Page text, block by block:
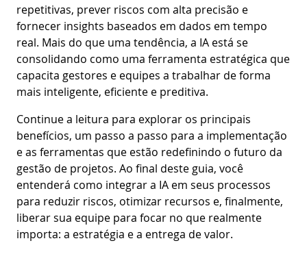
repetitivas, prever riscos com alta precisão e
fornecer insights baseados em dados em tempo
real. Mais do que uma tendência, a IA está se
consolidando como uma ferramenta estratégica que
capacita gestores e equipes a trabalhar de forma
mais inteligente, eficiente e preditiva.
Continue a leitura para explorar os principais
benefícios, um passo a passo para a implementação
e as ferramentas que estão redefinindo o futuro da
gestão de projetos. Ao final deste guia, você
entenderá como integrar a IA em seus processos
para reduzir riscos, otimizar recursos e, finalmente,
liberar sua equipe para focar no que realmente
importa: a estratégia e a entrega de valor.